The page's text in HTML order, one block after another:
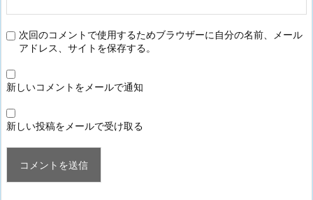
次回のコメントで使用するためブラウザーに自分の名前、メール
アドレス、サイトを保存する。
新しいコメントをメールで通知
新しい投稿をメールで受け取る